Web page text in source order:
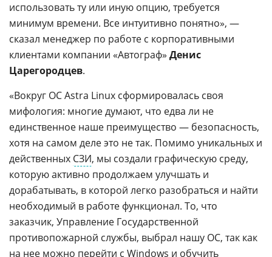
использовать ту или иную опцию, требуется
минимум времени. Все интуитивно понятно», —
сказал менеджер по работе с корпоративными
клиентами компании «Автограф» Денис
Царегородцев.
«Вокруг ОС Astra Linux сформировалась своя
мифология: многие думают, что едва ли не
единственное наше преимущество — безопасность,
хотя на самом деле это не так. Помимо уникальных и
действенных СЗИ, мы создали графическую среду,
которую активно продолжаем улучшать и
дорабатывать, в которой легко разобраться и найти
необходимый в работе функционал. То, что
заказчик, Управление Государственной
противопожарной службы, выбрал нашу ОС, так как
на нее можно перейти с Windows и обучить